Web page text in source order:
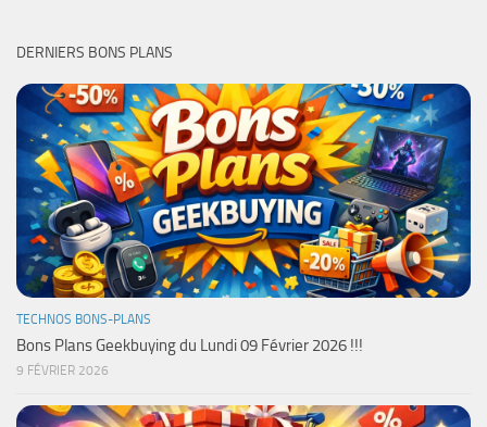
DERNIERS BONS PLANS
TECHNOS BONS-PLANS
Bons Plans Geekbuying du Lundi 09 Février 2026 !!!
9 FÉVRIER 2026